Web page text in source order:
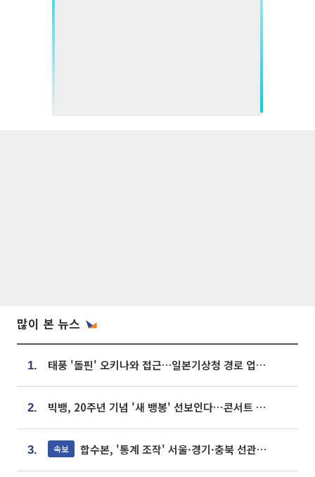
많이 본 뉴스
1. 태풍 '돌핀' 오키나와 접근…일본기상청 경로 업데이트
2. 빅뱅, 20주년 기념 '새 뱅봉' 선보인다⋯콘서트 앞두고 팝업 개최
3. 속보 합수본, '통계 조작' 서울·경기·충북 선관위 등 추가 압수수색